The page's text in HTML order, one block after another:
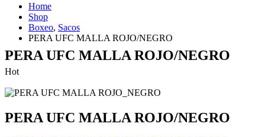
Home
Shop
Boxeo, Sacos
PERA UFC MALLA ROJO/NEGRO
PERA UFC MALLA ROJO/NEGRO
Hot
PERA UFC MALLA ROJO/NEGRO